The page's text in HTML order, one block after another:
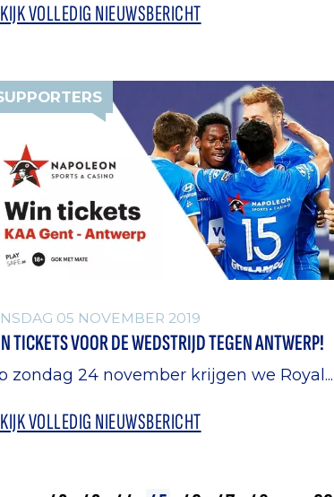
VOLLEDIG NIEUWSBERICHT
05 NOVEMBER 2019
TICKETS VOOR DE WEDSTRIJD TEGEN ANTWERP!
zondag 24 november krijgen we Royal...
VOLLEDIG NIEUWSBERICHT